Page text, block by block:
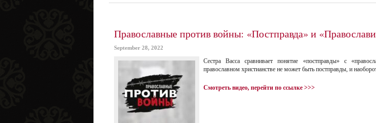
Православные против войны: «Постправда» и
September 28, 2022
Сестра Васса сравнивает понятие «постправды» с
православном христианстве не может быть постправды, и
Смотреть видео, перейти по ссылке >>>